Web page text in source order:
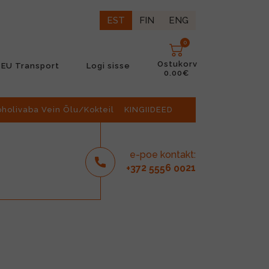
EST FIN ENG
EU Transport Logi sisse
0
Ostukorv
0.00€
Vein Õlu/Kokteil KINGIIDEED
e-poe kontakt:
+372 5556 0021